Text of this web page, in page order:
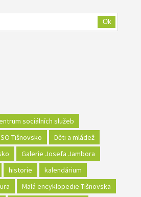
Ok
sociálních služeb
Tišnovsko
Děti a mládež
Galerie Josefa Jambora
historie
kalendárium
Malá encyklopedie Tišnovska